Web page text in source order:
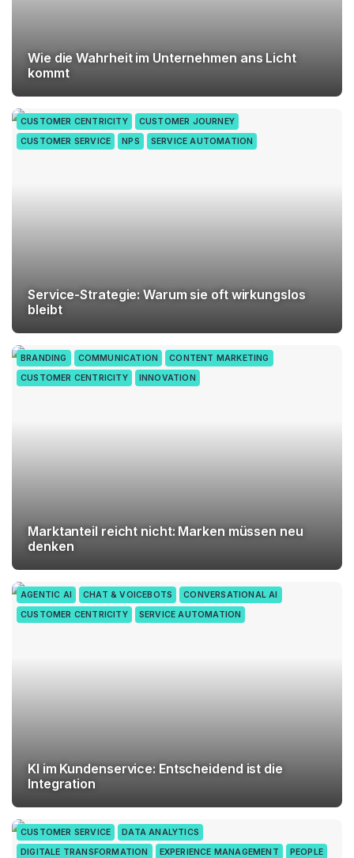
Wie die Wahrheit im Unternehmen ans Licht
kommt
CUSTOMER CENTRICITY
CUSTOMER JOURNEY
CUSTOMER SERVICE
NPS SERVICE AUTOMATION
Service-Strategie: Warum sie oft wirkungslos
bleibt
BRANDING COMMUNICATION
CONTENT MARKETING
CUSTOMER CENTRICITY
INNOVATION
Marktanteil reicht nicht: Marken müssen neu
denken
AGENTIC AI CHAT & VOICEBOTS
CONVERSATIONAL AI
CUSTOMER CENTRICITY
SERVICE AUTOMATION
KI im Kundenservice: Entscheidend ist die
Integration
CUSTOMER SERVICE
DATA ANALYTICS
DIGITALE TRANSFORMATION
EXPERIENCE MANAGEMENT PEOPLE